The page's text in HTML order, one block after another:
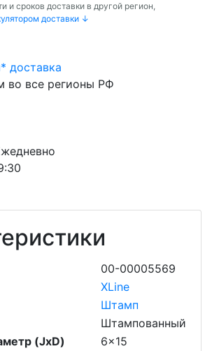
и сроков доставки в другой регион,
доставки ↓
доставка
во все регионы РФ
00-00005569
XLine
Штамп
Штампованный
(JxD)
6x15